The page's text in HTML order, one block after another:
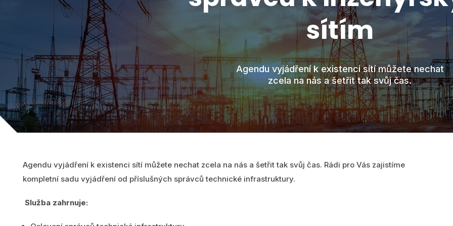
DTM ČR
Pomůžeme vám s DTM. Tvorbu a
údržbu dat inženýrských sítí
zvládneme společně!
Zobrazit všechny produkty
sítím
Agendu vyjádření k existenci sítí můžete nechat
zcela na nás a šetřit tak svůj čas.
Agendu vyjádření k existenci sítí můžete nechat zcela na nás a šetřit tak svůj čas. Rádi pro Vás zajistíme
kompletní sadu vyjádření od příslušných správců technické infrastruktury.
Služba zahrnuje: